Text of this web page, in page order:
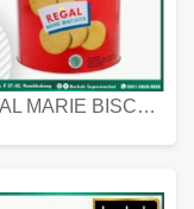
REGAL MARIE BISCUIT KALENG 550 GRAM